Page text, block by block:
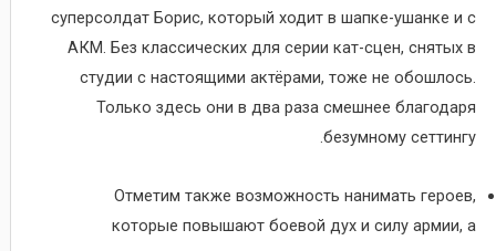
суперсолдат Борис, который ходит в шапке-ушанке и с
АКМ. Без классических для серии кат-сцен, снятых в
студии с настоящими актёрами, тоже не обошлось.
Только здесь они в два раза смешнее благодаря
безумному сеттингу.
Отметим также возможность нанимать героев,
которые повышают боевой дух и силу армии, а